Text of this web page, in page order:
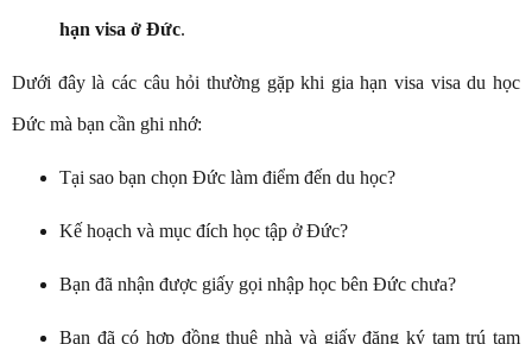
hạn visa ở Đức.
Dưới đây là các câu hỏi thường gặp khi gia hạn visa visa du học
Đức mà bạn cần ghi nhớ:
Tại sao bạn chọn Đức làm điểm đến du học?
Kế hoạch và mục đích học tập ở Đức?
Bạn đã nhận được giấy gọi nhập học bên Đức chưa?
Bạn đã có hợp đồng thuê nhà và giấy đăng ký tạm trú tạm